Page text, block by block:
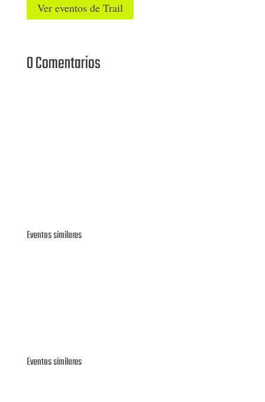
Ver eventos de Trail
0 Comentarios
Eventos similares
Eventos similares